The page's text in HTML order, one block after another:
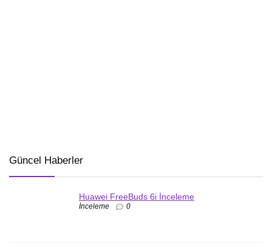
Güncel Haberler
Huawei FreeBuds 6i İnceleme
İnceleme 0